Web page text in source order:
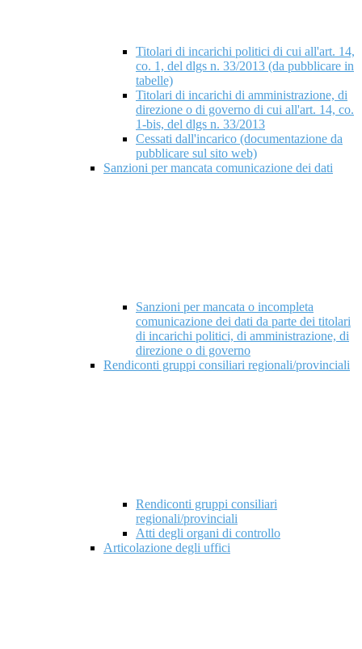
Titolari di incarichi politici di cui all'art. 14,
co. 1, del dlgs n. 33/2013 (da pubblicare in
tabelle)
Titolari di incarichi di amministrazione, di
direzione o di governo di cui all'art. 14, co.
1-bis, del dlgs n. 33/2013
Cessati dall'incarico (documentazione da
pubblicare sul sito web)
Sanzioni per mancata comunicazione dei dati
Sanzioni per mancata o incompleta
comunicazione dei dati da parte dei titolari
di incarichi politici, di amministrazione, di
direzione o di governo
Rendiconti gruppi consiliari regionali/provinciali
Rendiconti gruppi consiliari
regionali/provinciali
Atti degli organi di controllo
Articolazione degli uffici